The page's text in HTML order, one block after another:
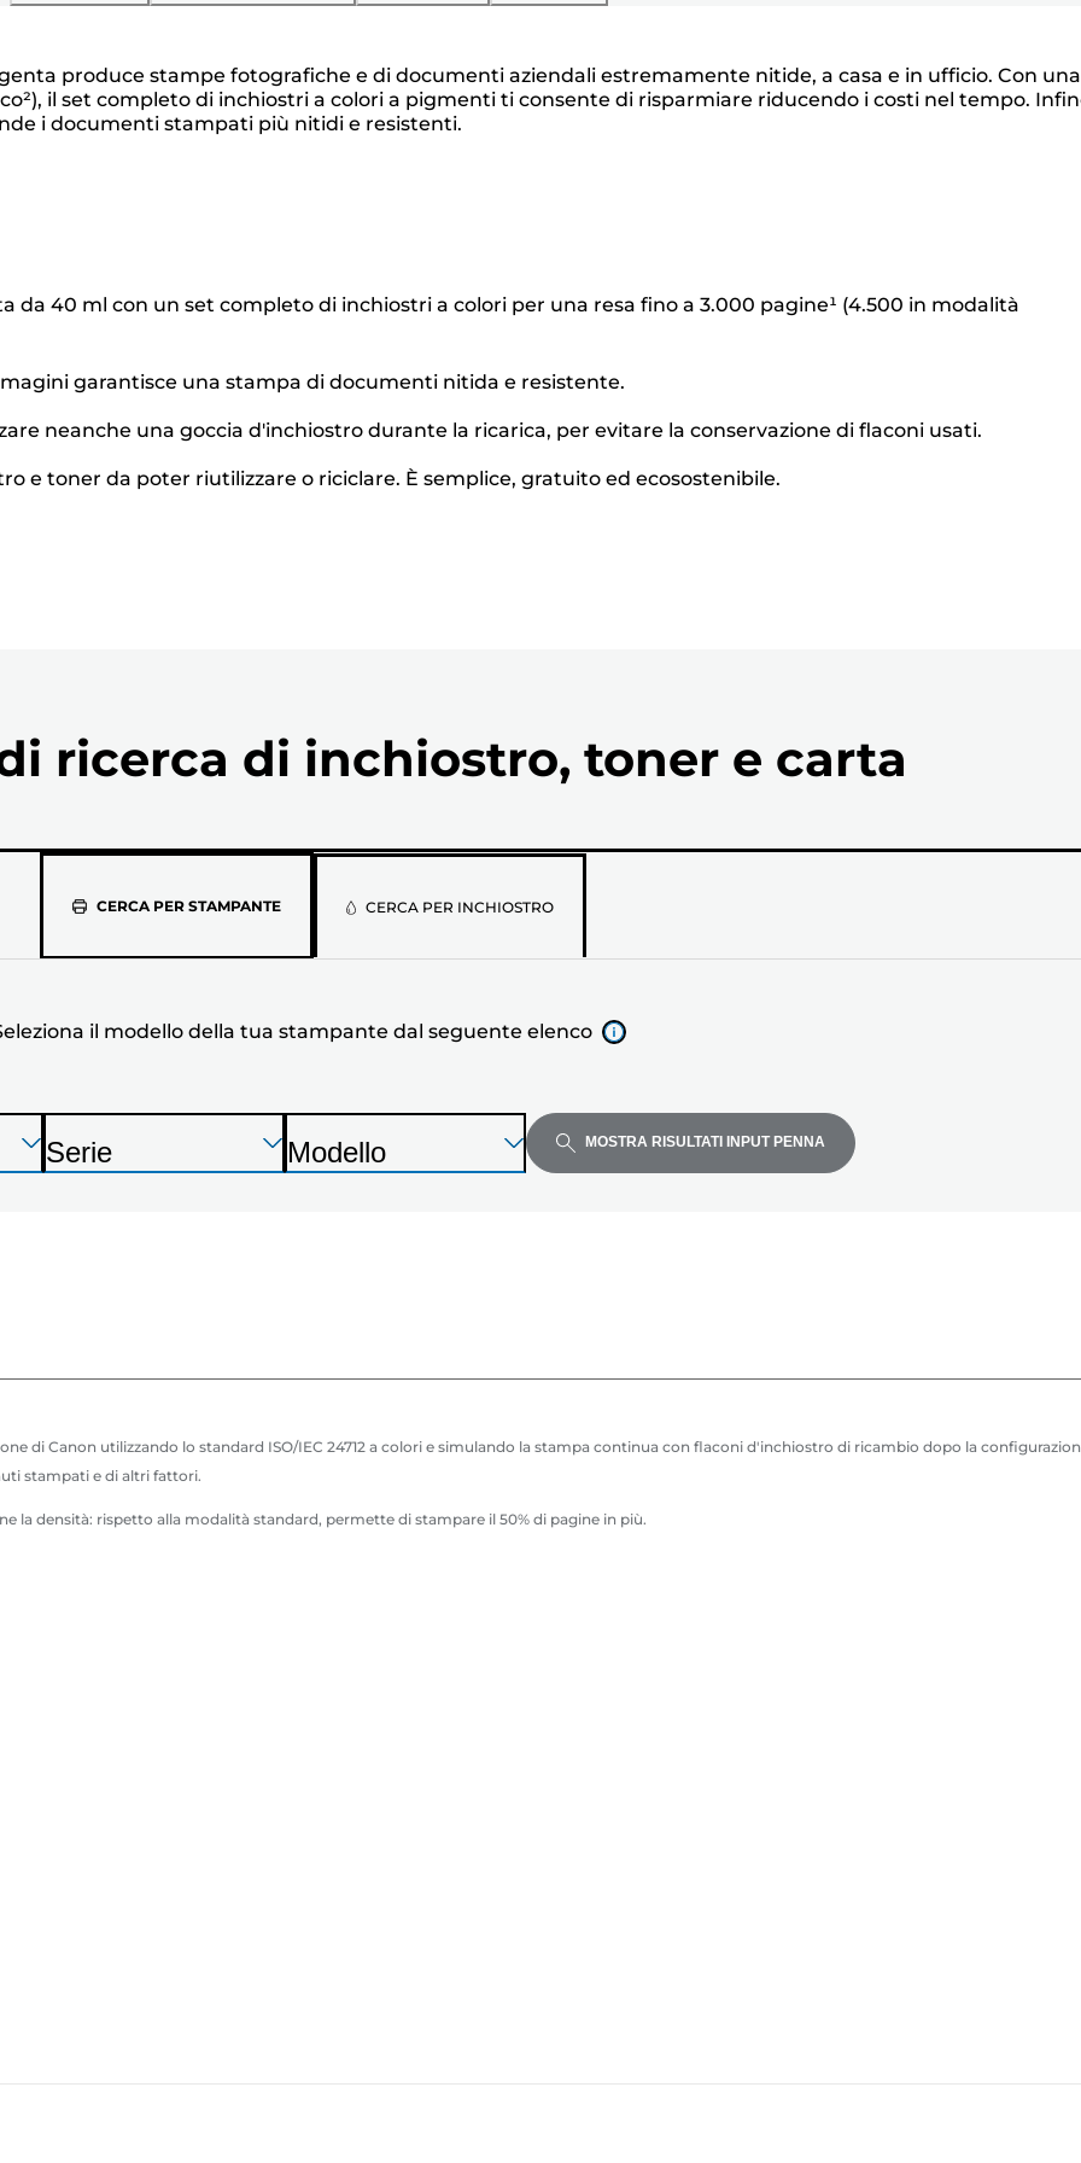
produce stampe fotografiche e di documenti aziendali estremamente nitide, a casa e in ufficio. Con una
il set completo di inchiostri a colori a pigmenti ti consente di risparmiare riducendo i costi nel tempo.
i documenti stampati più nitidi e resistenti.
da 40 ml con un set completo di inchiostri a colori per una resa fino a 3.000 pagine¹ (4.500 in modalità
garantisce una stampa di documenti nitida e resistente.
neanche una goccia d'inchiostro durante la ricarica, per evitare la conservazione di flaconi usati.
e toner da poter riutilizzare o riciclare. È semplice, gratuito ed ecosostenibile.
ricerca di inchiostro, toner e carta
CERCA PER STAMPANTE
Seleziona
il
della
tua
stampante
CERCA PER INCHIOSTRO
il modello della tua stampante dal seguente elenco
Premi
Invio
Premi
Invio
S
t
e
Serie
Premi
Invio
S
t
Modello MOSTRA RISULTATI INPUT PENNA
di Canon utilizzando lo standard ISO/IEC 24712 a colori e simulando la stampa continua con flaconi d'inchiostro di ricambio dopo la
stampati e di altri fattori.
la densità: rispetto alla modalità standard, permette di stampare il 50% di pagine in più.